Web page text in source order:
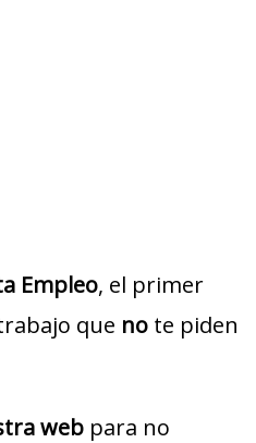
Empleo, el primer
que no te piden
web para no